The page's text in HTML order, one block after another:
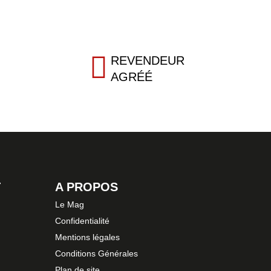
REVENDEUR
AGRÉÉ
A PROPOS
Le Mag
Confidentialité
Mentions légales
Conditions Générales